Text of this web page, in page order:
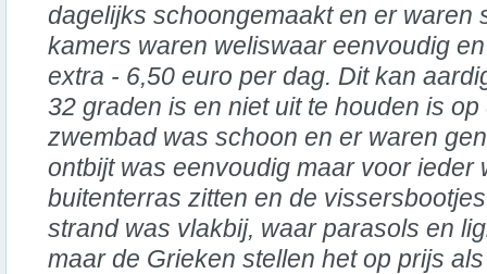
dagelijks schoongemaakt en er waren
kamers waren weliswaar eenvoudig
extra - 6,50 euro per dag. Dit kan
32 graden is en niet uit te houden is
zwembad was schoon en er waren
ontbijt was eenvoudig maar voor ieder
buitenterras zitten en de
strand was vlakbij, waar parasols en
maar de Grieken stellen het op prijs